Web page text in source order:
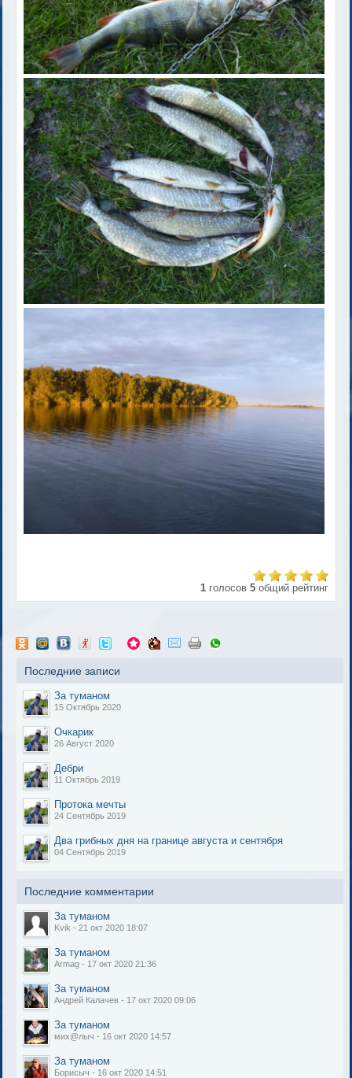
1 голосов 5 общий рейтинг
Последние записи
За туманом
15 Октябрь 2020
Очкарик
26 Август 2020
Дебри
11 Октябрь 2019
Протока мечты
24 Сентябрь 2019
Два грибных дня на границе августа и сентября
04 Сентябрь 2019
Последние комментарии
За туманом
Kvik - 21 окт 2020 18:07
За туманом
Armag - 17 окт 2020 21:36
За туманом
Андрей Калачев - 17 окт 2020 09:06
За туманом
мих@лыч - 16 окт 2020 14:57
За туманом
Борисыч - 16 окт 2020 14:51